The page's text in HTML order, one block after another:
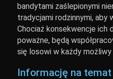
bandytami zaślepionymi
tradycjami rodzinnymi, aby
Chociaż konsekwencje ich
poważne, będą
się losowi w każdy możliwy
Informację na